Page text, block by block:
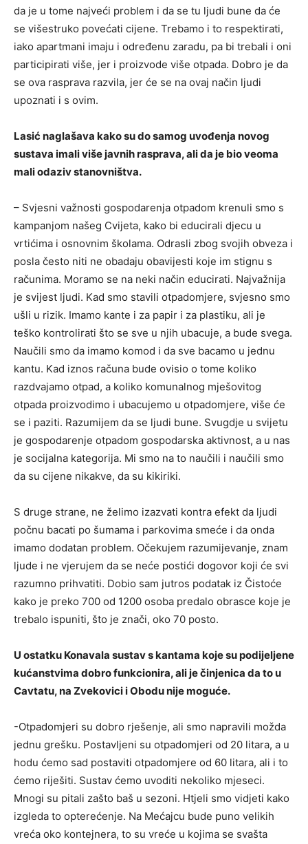
da je u tome najveći problem i da se tu ljudi bune da će
se višestruko povećati cijene. Trebamo i to respektirati,
iako apartmani imaju i određenu zaradu, pa bi trebali i oni
participirati više, jer i proizvode više otpada. Dobro je da
se ova rasprava razvila, jer će se na ovaj način ljudi
upoznati i s ovim.
Lasić naglašava kako su do samog uvođenja novog
sustava imali više javnih rasprava, ali da je bio veoma
mali odaziv stanovništva.
– Svjesni važnosti gospodarenja otpadom krenuli smo s
kampanjom našeg Cvijeta, kako bi educirali djecu u
vrtićima i osnovnim školama. Odrasli zbog svojih obveza i
posla često niti ne obadaju obavijesti koje im stignu s
računima. Moramo se na neki način educirati. Najvažnija
je svijest ljudi. Kad smo stavili otpadomjere, svjesno smo
ušli u rizik. Imamo kante i za papir i za plastiku, ali je
teško kontrolirati što se sve u njih ubacuje, a bude svega.
Naučili smo da imamo komod i da sve bacamo u jednu
kantu. Kad iznos računa bude ovisio o tome koliko
razdvajamo otpad, a koliko komunalnog mješovitog
otpada proizvodimo i ubacujemo u otpadomjere, više će
se i paziti. Razumijem da se ljudi bune. Svugdje u svijetu
je gospodarenje otpadom gospodarska aktivnost, a u nas
je socijalna kategorija. Mi smo na to naučili i naučili smo
da su cijene nikakve, da su kikiriki.
S druge strane, ne želimo izazvati kontra efekt da ljudi
počnu bacati po šumama i parkovima smeće i da onda
imamo dodatan problem. Očekujem razumijevanje, znam
ljude i ne vjerujem da se neće postići dogovor koji će svi
razumno prihvatiti. Dobio sam jutros podatak iz Čistoće
kako je preko 700 od 1200 osoba predalo obrasce koje je
trebalo ispuniti, što je znači, oko 70 posto.
U ostatku Konavala sustav s kantama koje su podijeljene
kućanstvima dobro funkcionira, ali je činjenica da to u
Cavtatu, na Zvekovici i Obodu nije moguće.
-Otpadomjeri su dobro rješenje, ali smo napravili možda
jednu grešku. Postavljeni su otpadomjeri od 20 litara, a u
hodu ćemo sad postaviti otpadomjere od 60 litara, ali i to
ćemo riješiti. Sustav ćemo uvoditi nekoliko mjeseci.
Mnogi su pitali zašto baš u sezoni. Htjeli smo vidjeti kako
izgleda to opterećenje. Na Mećajcu bude puno velikih
vreća oko kontejnera, to su vreće u kojima se svašta